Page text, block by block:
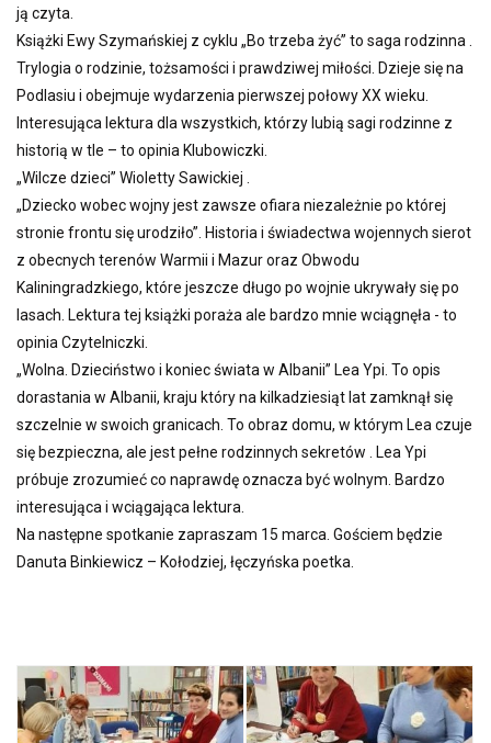
ją czyta.
Książki Ewy Szymańskiej z cyklu „Bo trzeba żyć” to saga rodzinna .
Trylogia o rodzinie, tożsamości i prawdziwej miłości. Dzieje się na
Podlasiu i obejmuje wydarzenia pierwszej połowy XX wieku.
Interesująca lektura dla wszystkich, którzy lubią sagi rodzinne z
historią w tle – to opinia Klubowiczki.
„Wilcze dzieci” Wioletty Sawickiej .
„Dziecko wobec wojny jest zawsze ofiara niezależnie po której
stronie frontu się urodziło”. Historia i świadectwa wojennych sierot
z obecnych terenów Warmii i Mazur oraz Obwodu
Kaliningradzkiego, które jeszcze długo po wojnie ukrywały się po
lasach. Lektura tej książki poraża ale bardzo mnie wciągnęła - to
opinia Czytelniczki.
„Wolna. Dzieciństwo i koniec świata w Albanii” Lea Ypi. To opis
dorastania w Albanii, kraju który na kilkadziesiąt lat zamknął się
szczelnie w swoich granicach. To obraz domu, w którym Lea czuje
się bezpieczna, ale jest pełne rodzinnych sekretów . Lea Ypi
próbuje zrozumieć co naprawdę oznacza być wolnym. Bardzo
interesująca i wciągająca lektura.
Na następne spotkanie zapraszam 15 marca. Gościem będzie
Danuta Binkiewicz – Kołodziej, łęczyńska poetka.